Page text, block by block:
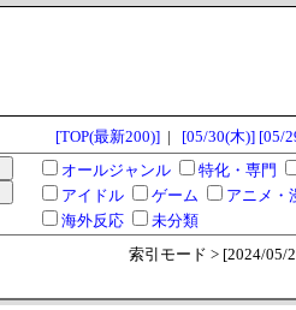
[TOP(最新200)]| [05/30(木)] [05/
オールジャンル
特化・専門
アイドル
ゲーム アニメ・
海外反応
未分類
索引モード > [2024/05/